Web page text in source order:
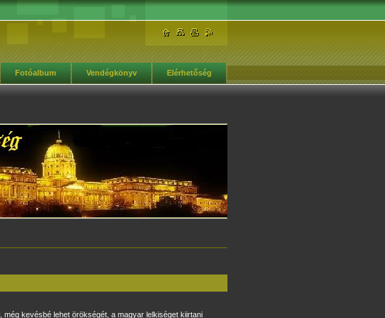
Fotóalbum Vendégkönyv Elérhetőség
kevésbé lehet örökségét, a magyar lelkiséget kiirtani